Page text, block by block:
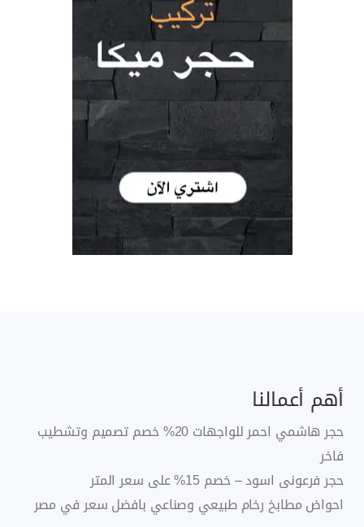
أهم أعمالنا
حجر هاشمي احمر للواجهات 20% خصم تصميم وتشطيب
فاخر
حجر فرعونى اسود – خصم 15% على سعر المتر
احواض مطابخ رخام طبيعي وصناعي بافضل سعر في مصر